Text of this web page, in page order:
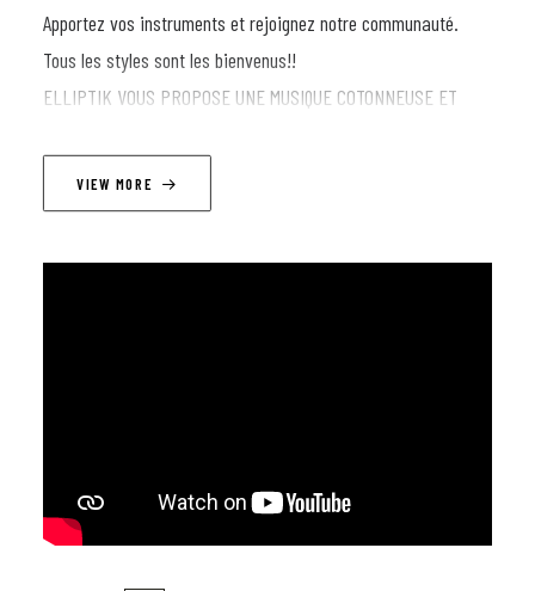
Apportez vos instruments et rejoignez notre communauté.
Tous les styles sont les bienvenus!!
ELLIPTIK VOUS PROPOSE UNE MUSIQUE COTONNEUSE ET
LINEUP
Benoît Gérard chant et guitare
VIEW MORE